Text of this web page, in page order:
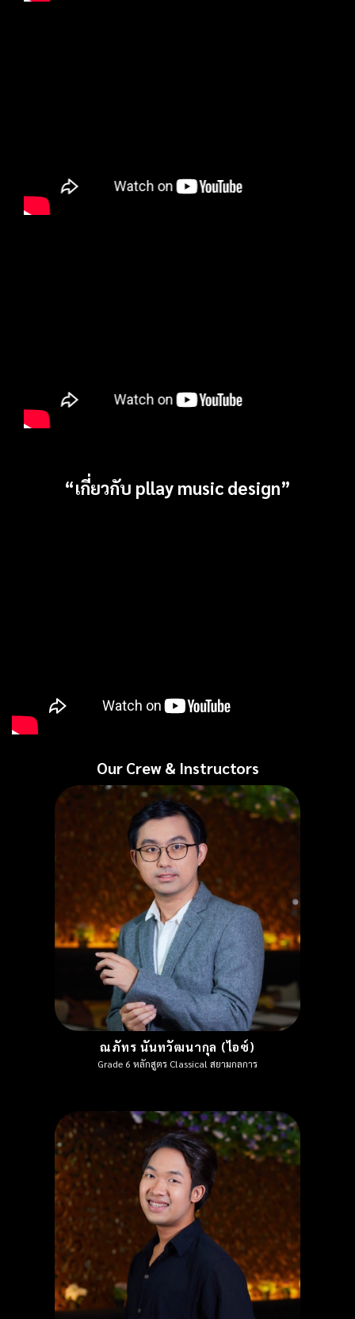
“เกี่ยวกับ pllay music design”
Our Crew & Instructors
ณภัทร นันทวัฒนากุล (ไอซ์)
Grade 6 หลักสูตร Classical สยามกลการ